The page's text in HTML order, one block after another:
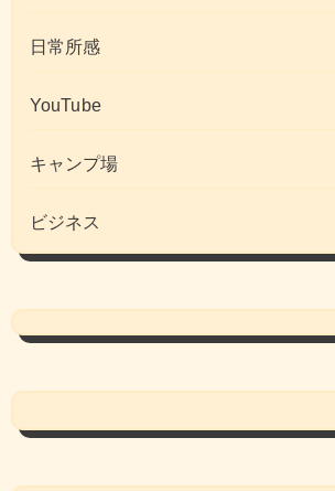
日常所感
YouTube
キャンプ場
ビジネス